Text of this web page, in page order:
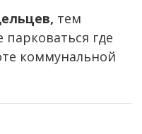
тем
где
коммунальной